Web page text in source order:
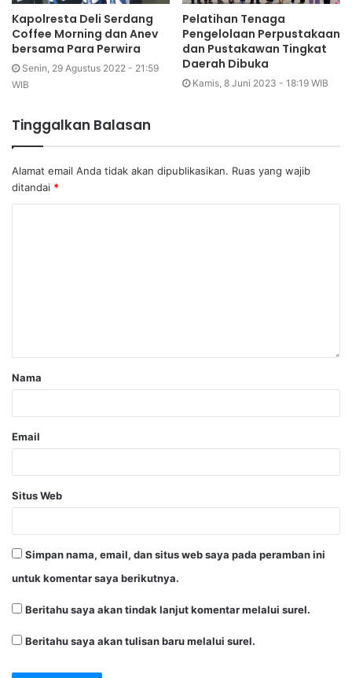
Kapolresta Deli Serdang
Coffee Morning dan Anev
bersama Para Perwira
Senin, 29 Agustus 2022 - 21:59
WIB
Pelatihan Tenaga
Pengelolaan Perpustakaan
dan Pustakawan Tingkat
Daerah Dibuka
Kamis, 8 Juni 2023 - 18:19 WIB
Tinggalkan Balasan
Alamat email Anda tidak akan dipublikasikan. Ruas yang wajib
ditandai *
Nama
Email
Situs Web
Simpan nama, email, dan situs web saya pada peramban ini
untuk komentar saya berikutnya.
Beritahu saya akan tindak lanjut komentar melalui surel.
Beritahu saya akan tulisan baru melalui surel.